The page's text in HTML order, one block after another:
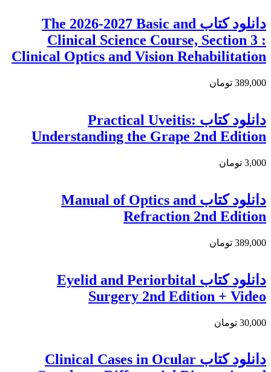
دانلود كتاب The 2026-2027 Basic and
Clinical Science Course, Section 3 :
Clinical Optics and Vision Rehabilitation
389,000 تومان
دانلود كتاب Practical Uveitis:
Understanding the Grape 2nd Edition
3,000 تومان
دانلود کتاب Manual of Optics and
Refraction 2nd Edition
389,000 تومان
دانلود کتاب Eyelid and Periorbital
Surgery 2nd Edition + Video
30,000 تومان
دانلود کتاب Clinical Cases in Ocular